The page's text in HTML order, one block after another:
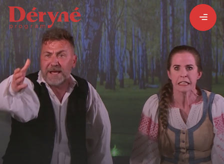
BEJELENTKEZEM
REGISZTRÁLOK
PROGRAMISMERTETŐ
PROGRAMOK